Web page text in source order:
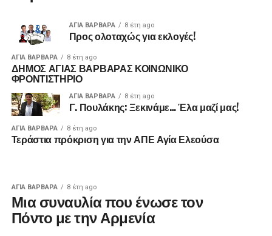
ΑΓΙΑ ΒΑΡΒΑΡΑ 8 έτη ago
Προς ολοταχώς για εκλογές!
ΑΓΙΑ ΒΑΡΒΑΡΑ 8 έτη ago
ΔΗΜΟΣ ΑΓΙΑΣ ΒΑΡΒΑΡΑΣ ΚΟΙΝΩΝΙΚΟ
ΦΡΟΝΤΙΣΤΗΡΙΟ
ΑΓΙΑ ΒΑΡΒΑΡΑ 8 έτη ago
Γ. Πουλάκης: Ξεκινάμε… Έλα μαζί μας!
ΑΓΙΑ ΒΑΡΒΑΡΑ 8 έτη ago
Τεράστια πρόκριση για την ΑΠΕ Αγία Ελεούσα
ΑΓΙΑ ΒΑΡΒΑΡΑ 8 έτη ago
Μια συναυλία που ένωσε τον
Πόντο με την Αρμενία